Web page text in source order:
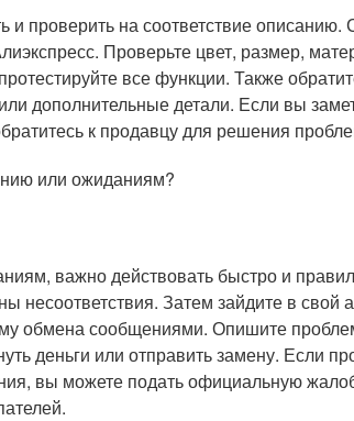
и проверить на соответствие описанию.
Проверьте цвет, размер,
все функции. Также
дополнительные детали. Если вы
к продавцу для решения
или ожиданиям?
важно действовать быстро и
несоответствия. Затем зайдите в свой
обмена сообщениями. Опишите
деньги или отправить замену. Если
вы можете подать официальную